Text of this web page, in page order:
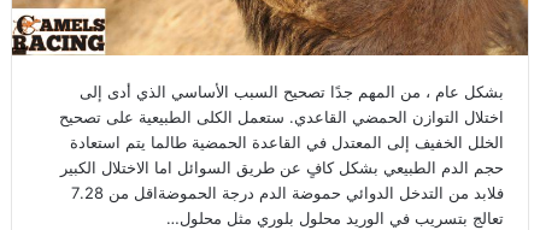
بشكل عام ، من المهم جدًا تصحيح السبب الأساسي الذي أدى إلى
اختلال التوازن الحمضي القاعدي. ستعمل الكلى الطبيعية على تصحيح
الخلل الخفيف إلى المعتدل في القاعدة الحمضية طالما يتم استعادة
حجم الدم الطبيعي بشكل كافٍ عن طريق السوائل اما الاختلال الكبير
فلابد من التدخل الدوائي حموضة الدم درجة الحموضةاقل من 7.28
تعالج بتسريب في الوريد محلول بلوري مثل محلول…